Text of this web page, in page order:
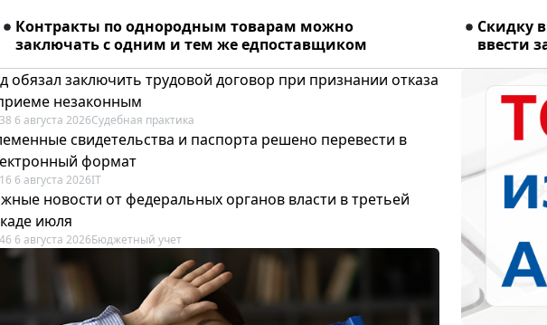
Контракты по однородным товарам можно
заключать с одним и тем же едпоставщиком
Скидку
ввести
обязал заключить трудовой договор при признании отказа
незаконным
6 августа 2026Судебная практика
свидетельства и паспорта решено перевести в
формат
6 августа 2026IT
новости от федеральных органов власти в третьей
июля
6 августа 2026Бюджетный учет